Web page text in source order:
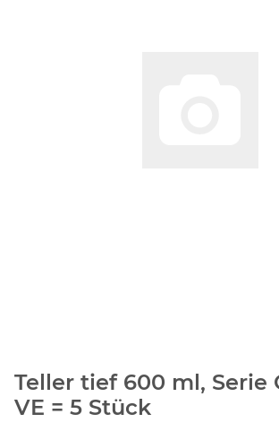
Teller tief 600 ml, Serie
VE = 5 Stück